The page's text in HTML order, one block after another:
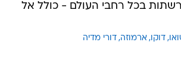
בכל רחבי העולם - כולל אל
דוקו ארמוזה דורי מדיה